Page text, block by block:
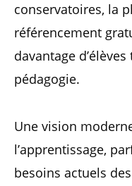
conservatoires, la
référencement
davantage
pédagogie.
Une vision
l’apprentissage,
besoins actuels